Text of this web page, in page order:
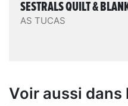
SESTRALS QUILT &
AS TUCAS
Voir aussi